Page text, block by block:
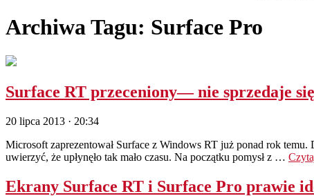
Archiwa Tagu: Surface Pro
Surface RT przeceniony— nie sprzedaje
20 lipca 2013 · 20:34
Microsoft zaprezentował Surface z Windows RT już ponad rok
uwierzyć, że upłynęło tak mało czasu. Na początku pomysł z …
Ekrany Surface RT i Surface Pro prawie